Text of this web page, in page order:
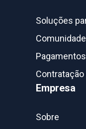
Soluções
Empresa
Sobre